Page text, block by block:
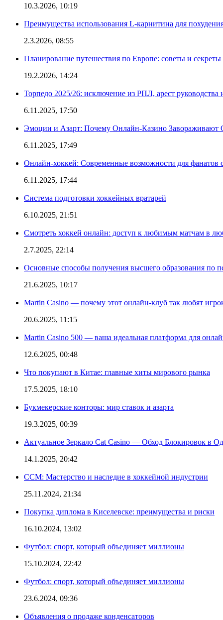
10.3.2026, 10:19
Преимущества использования L-карнитина для
2.3.2026, 08:55
Планирование путешествия по Европе: советы и секреты
19.2.2026, 14:24
Торпедо 2025/26: исключение из РПЛ, арест
6.11.2025, 17:50
Эмоции и Азарт: Почему Онлайн-Казино Завораживают
6.11.2025, 17:49
Онлайн-хоккей: Современные возможности для фанатов
6.11.2025, 17:44
Система подготовки хоккейных вратарей
6.10.2025, 21:51
Смотреть хоккей онлайн: доступ к любимым матчам в
2.7.2025, 22:14
Основные способы получения высшего образования по
21.6.2025, 10:17
Martin Casino — почему этот онлайн-клуб так любят
20.6.2025, 11:15
Martin Casino 500 — ваша идеальная платформа для
12.6.2025, 00:48
Что покупают в Китае: главные хиты мирового рынка
17.5.2025, 18:10
Букмекерские конторы: мир ставок и азарта
19.3.2025, 00:39
Актуальное Зеркало Cat Casino — Обход Блокировок в
14.1.2025, 20:42
CCM: Мастерство и наследие в хоккейной индустрии
25.11.2024, 21:34
Покупка диплома в Киселевске: преимущества и риски
16.10.2024, 13:02
Футбол: спорт, который объединяет миллионы
15.10.2024, 22:42
Футбол: спорт, который объединяет миллионы
23.6.2024, 09:36
Объявления о продаже конденсаторов